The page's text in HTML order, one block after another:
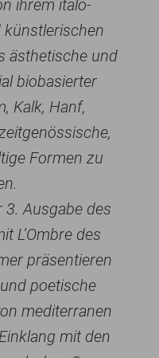
ihrem italo-
ästhetische und
biobasierter
Kalk, Hanf,
Formen zu
3. Ausgabe des
L’Ombre des
präsentieren
poetische
mediterranen
mit den